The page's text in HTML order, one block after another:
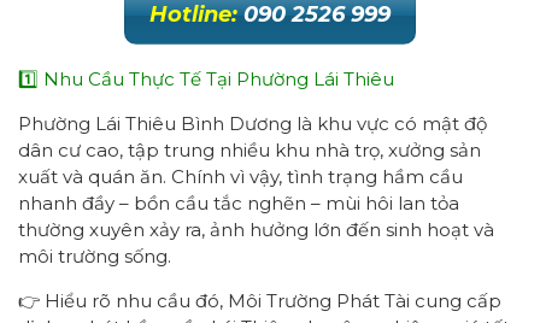
Hotline: 090 2526 999
1️⃣ Nhu Cầu Thực Tế Tại Phường Lái Thiêu
Phường Lái Thiêu Bình Dương là khu vực có mật độ
dân cư cao, tập trung nhiều khu nhà trọ, xưởng sản
xuất và quán ăn. Chính vì vậy, tình trạng hầm cầu
nhanh đầy – bồn cầu tắc nghẽn – mùi hôi lan tỏa
thường xuyên xảy ra, ảnh hưởng lớn đến sinh hoạt và
môi trường sống.
👉 Hiểu rõ nhu cầu đó, Môi Trường Phát Tài cung cấp